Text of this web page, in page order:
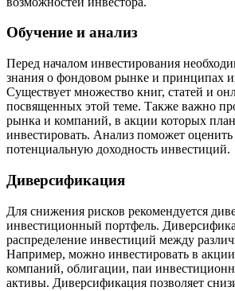
Обучение и анализ
Перед началом инвестирования
знания о фондовом рынке и принципах
Существует множество книг, статей и
посвященных этой теме. Также важно
рынка и компаний, в акции которых
инвестировать. Анализ поможет
потенциальную доходность инвестиций.
Диверсификация
Для снижения рисков рекомендуется
инвестиционный портфель.
распределение инвестиций между
Например, можно инвестировать в
компаний, облигации, паи
активы. Диверсификация позволяет